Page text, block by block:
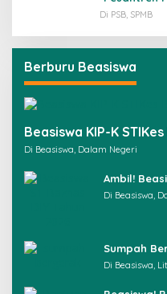
Di PSB, SPMB
Berburu Beasiswa
Beasiswa KIP-K
Di Beasiswa, Dalam Negeri
Ambil!
Di Beasiswa,
Sumpah
Di Beasiswa,